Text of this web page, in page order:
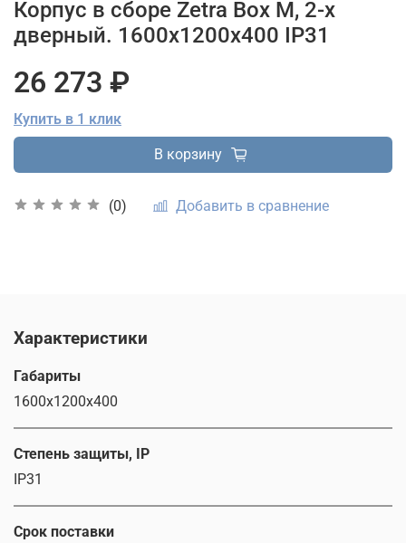
Корпус в сборе Zetra Box M, 2-х
дверный. 1600х1200х400 IP31
(0) Добавить в сравнение
26 273 ₽
Купить в 1 клик
В корзину
Характеристики
Габариты
1600х1200х400
Степень защиты, IP
IP31
Срок поставки